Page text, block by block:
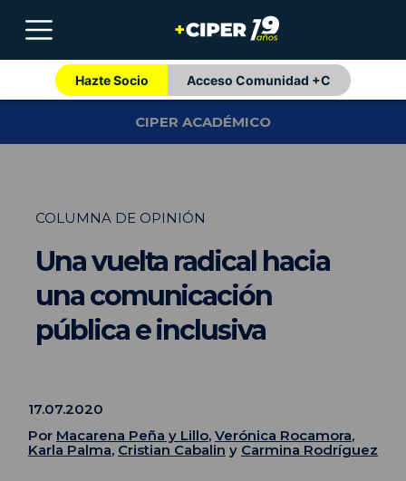
Hazte Socio Acceso Comunidad +C
CIPER ACADÉMICO
COLUMNA DE OPINIÓN
Una vuelta radical hacia
una comunicación
pública e inclusiva
17.07.2020
Por Macarena Peña y Lillo, Verónica Rocamora,
Karla Palma, Cristian Cabalin y Carmina Rodríguez